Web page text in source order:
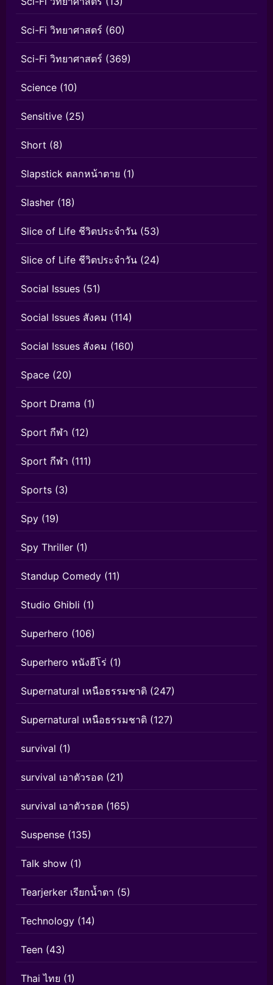
Sci-Fi วิทยาศาสตร์ (60)
Sci-Fi วิทยาศาสตร์ (369)
Science (10)
Sensitive (25)
Short (8)
Slapstick ตลกหน้าตาย (1)
Slasher (18)
Slice of Life ชีวิตประจำวัน (53)
Slice of Life ชีวิตประจำวัน (24)
Social Issues (51)
Social Issues สังคม (114)
Social Issues สังคม (160)
Space (20)
Sport Drama (1)
Sport กีฬา (12)
Sport กีฬา (111)
Sports (3)
Spy (19)
Spy Thriller (1)
Standup Comedy (11)
Studio Ghibli (1)
Superhero (106)
Superhero หนังฮีโร่ (1)
Supernatural เหนือธรรมชาติ (247)
Supernatural เหนือธรรมชาติ (127)
survival (1)
survival เอาตัวรอด (21)
survival เอาตัวรอด (165)
Suspense (135)
Talk show (1)
Tearjerker เรียกน้ำตา (5)
Technology (14)
Teen (43)
Thai ไทย (1)